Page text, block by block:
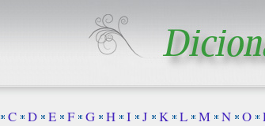
C D E F G H I J K L M N O